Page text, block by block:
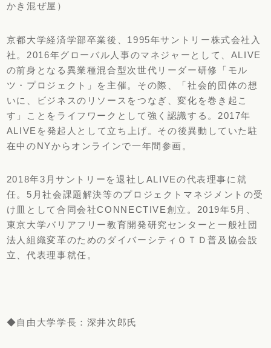
かき混ぜ屋）
京都大学経済学部卒業後、1995年サントリー株式会社入
社。2016年グローバル人事のマネジャーとして、ALIVE
の前身となる異業種混合型次世代リーダー研修「モル
ツ・プロジェクト」を主催。その際、「社会的団体の想
いに、ビジネスのリソースをつなぎ、変化を巻き起こ
す」ことをライフワークとして強く認識する。2017年
ALIVEを発起人として立ち上げ。その後異動していた駐
在中のNYからオンラインで一年間参画。
2018年3月サントリーを退社しALIVEの代表理事に就
任。5月社会課題解決等のプロジェクトマネジメントの受
け皿として合同会社CONNECTIVE創立。2019年5月、
東京大学バリアフリー教育開発研究センターと一般社団
法人組織変革のためのダイバーシティＯＴＤ普及協会設
立、代表理事就任。
◆自由大学学長：深井次郎氏